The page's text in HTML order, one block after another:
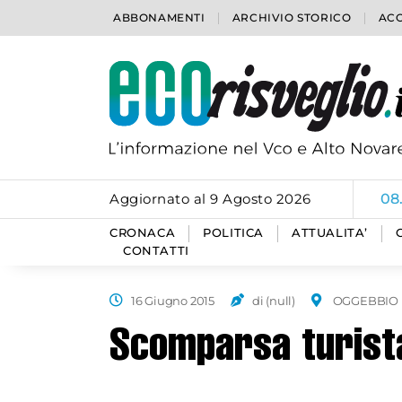
ABBONAMENTI ARCHIVIO STORICO
Aggiornato al 9 Agosto 2026
CRONACA POLITICA ATTUALITA’
CONTATTI
16 Giugno 2015 di (null) OGGEBBIO
Scomparsa